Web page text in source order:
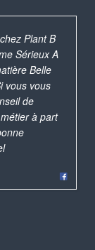
Plant B
Sérieux A
Belle
vous vous
de
à part